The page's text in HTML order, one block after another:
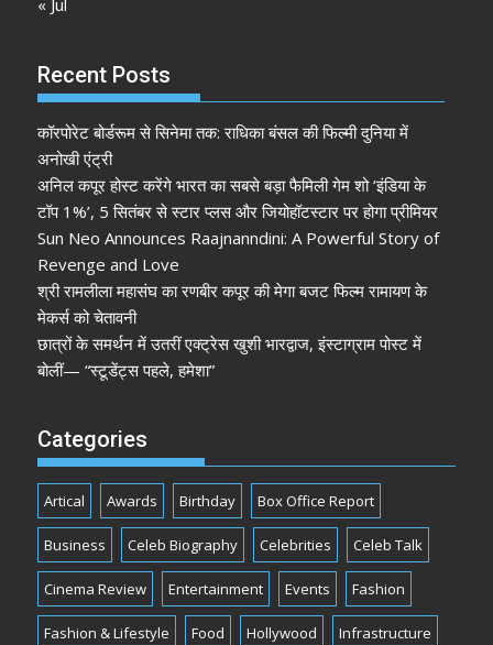
« Jul
Recent Posts
कॉरपोरेट बोर्डरूम से सिनेमा तक: राधिका बंसल की फिल्मी दुनिया में
अनोखी एंट्री
अनिल कपूर होस्ट करेंगे भारत का सबसे बड़ा फैमिली गेम शो ‘इंडिया के
टॉप 1%’, 5 सितंबर से स्टार प्लस और जियोहॉटस्टार पर होगा प्रीमियर
Sun Neo Announces Raajnanndini: A Powerful Story of
Revenge and Love
श्री रामलीला महासंघ का रणबीर कपूर की मेगा बजट फिल्म रामायण के
मेकर्स को चेतावनी
छात्रों के समर्थन में उतरीं एक्ट्रेस खुशी भारद्वाज, इंस्टाग्राम पोस्ट में
बोलीं— “स्टूडेंट्स पहले, हमेशा”
Categories
Artical Awards Birthday Box Office Report
Business Celeb Biography Celebrities Celeb Talk
Cinema Review Entertainment Events Fashion
Fashion & Lifestyle Food Hollywood Infrastructure